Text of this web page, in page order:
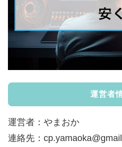
運営者
運営者：やまおか
連絡先：